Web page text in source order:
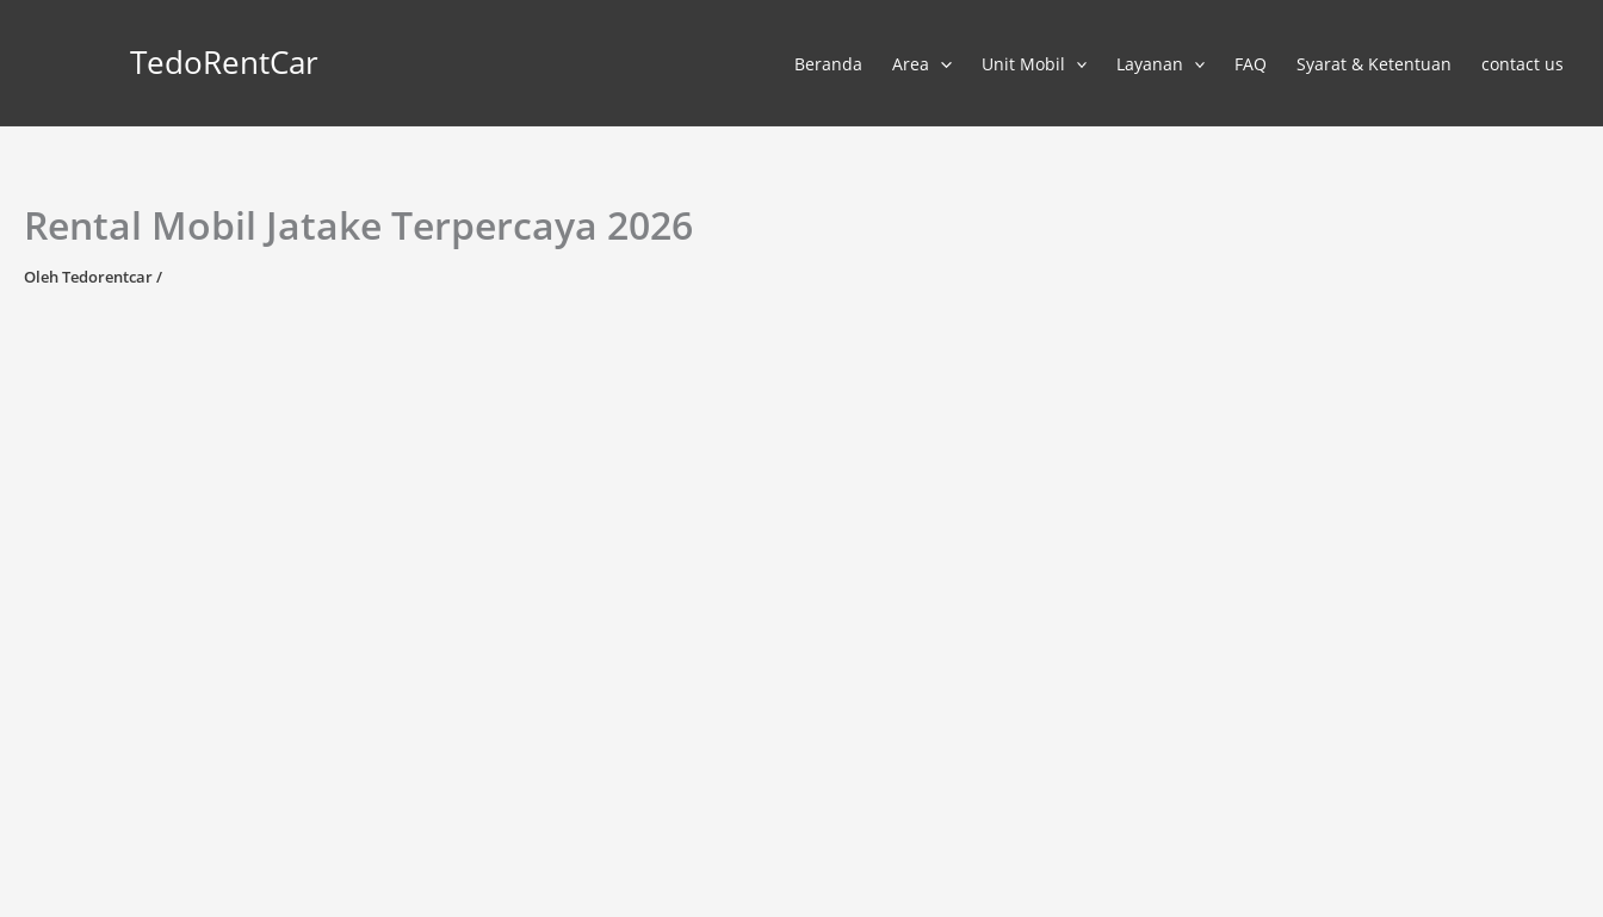
TedoRentCar Beranda Area Unit Mobil Layanan FAQ Syarat & Ketentuan contact us
Rental Mobil Jatake Terpercaya 2026
OlehTedorentcar/